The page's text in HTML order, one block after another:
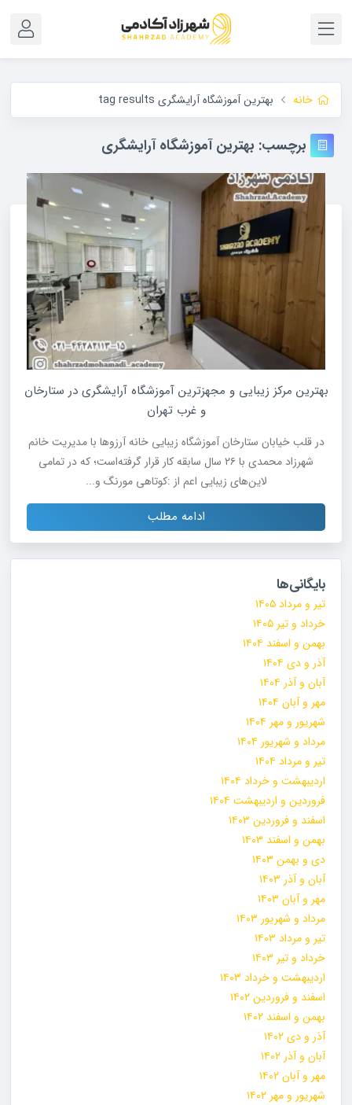
خانه بهترین آموزشگاه آرایشگری tag results
برچسب: بهترین آموزشگاه آرایشگری
بهترین مرکز زیبایی و مجهزترین آموزشگاه آرایشگری در ستارخان
و غرب تهران
در قلب خیابان ستارخان آموزشگاه زیبایی خانه آرزوها با مدیریت خانم
شهرزاد محمدی با ۲۶ سال سابقه کار قرار گرفته‌است؛ که در تمامی
لاین‌های زیبایی اعم از :کوتاهی مورنگ و...
ادامه مطلب
بایگانی‌ها
تیر و مرداد ۱۴۰۵
خرداد و تیر ۱۴۰۵
بهمن و اسفند ۱۴۰۴
آذر و دی ۱۴۰۴
آبان و آذر ۱۴۰۴
مهر و آبان ۱۴۰۴
شهریور و مهر ۱۴۰۴
مرداد و شهریور ۱۴۰۴
تیر و مرداد ۱۴۰۴
اردیبهشت و خرداد ۱۴۰۴
فروردین و اردیبهشت ۱۴۰۴
اسفند و فروردین ۱۴۰۳
بهمن و اسفند ۱۴۰۳
دی و بهمن ۱۴۰۳
آبان و آذر ۱۴۰۳
مهر و آبان ۱۴۰۳
مرداد و شهریور ۱۴۰۳
تیر و مرداد ۱۴۰۳
خرداد و تیر ۱۴۰۳
اردیبهشت و خرداد ۱۴۰۳
اسفند و فروردین ۱۴۰۲
بهمن و اسفند ۱۴۰۲
آذر و دی ۱۴۰۲
آبان و آذر ۱۴۰۲
مهر و آبان ۱۴۰۲
شهریور و مهر ۱۴۰۲